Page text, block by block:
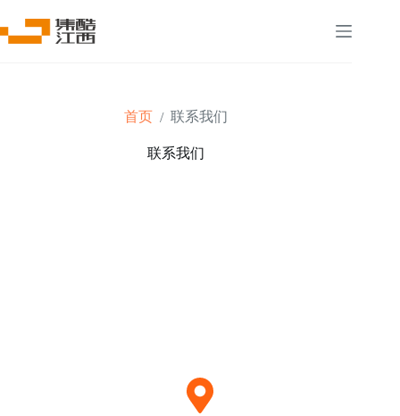
首页 / 联系我们
联系我们